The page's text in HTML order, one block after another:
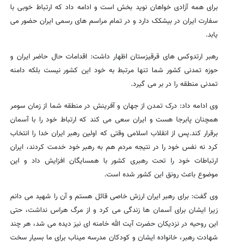
برای همه آزادی خواهان نوید بخش است و ادامه داد که ارتباط خوبی با
سفارت ایران در بیشکک دارد و در تمام مراسم های رسمی ایران حضور می
یابد.
رهبر ارتدوکس های قرقیزستان اظهار داشت: اقدامات حال حاضر ایران و
حوزه تمدنی کشور شما تنها مرتبط به خود این کشور نیست بلکه دامنه
تمدنی منطقه را در بر می گیرد.
وی ادامه داد: درک تمدن از جهان و آفرینش در منطقه شما از زمان سومر
همچنان پابرجا هست و ایران سعی می کند که ارتباط خود را با آسمان
برقرار کند.پس از انقلاب اسلامی وقتی که اولین رهبر ایران خدا را انتخاب
کرد نه نفس خود را در نتیجه مردم هم به رهبر خود خدمت کردند، ایران
ارتباطات خود را تحت رهبری کشور با همسایگان افزایش داد و این
موضوع باعث رونق این کشور شده است.
وی گفت: برای رهبر ایران ارزش خاصی قائل هستم و آن را شهید می دانم
زیرا ایشان برای آسمان ها زندگی می کرد و از مرگ هراس نداشت، حتی
این روحیه در نزدیکان حضرت آیت الله خامنه ای نیز دیده می شد، هر چند
شهادت رهبر، خانواده ایشان و کودکان مدرسه میناب برای ما بسیار سخت